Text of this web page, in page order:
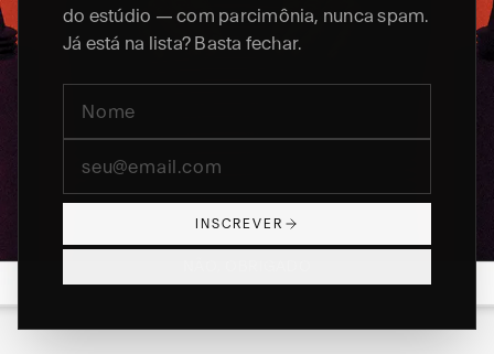
do estúdio — com parcimônia, nunca spam.
Já está na lista? Basta fechar.
INSCREVER